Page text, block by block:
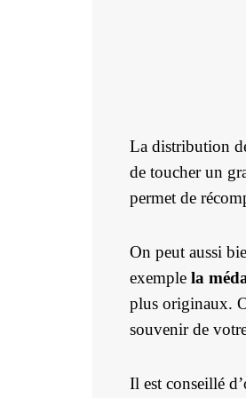
La distribution
de toucher un
permet de
On peut aussi
exemple la
plus originaux.
souvenir de
Il est conseillé